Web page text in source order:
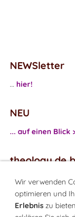
NEWSletter
... hier!
NEU
... auf einen Blick
theology.de
...Facebook
...Twitter
Wir verwenden
optimieren und
Erlebnis zu